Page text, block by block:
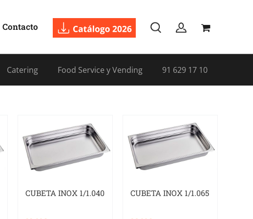
Contacto
Catering Food Service y Vending 91 629 17 10
CUBETA INOX 1/1.040 CUBETA INOX 1/1.065